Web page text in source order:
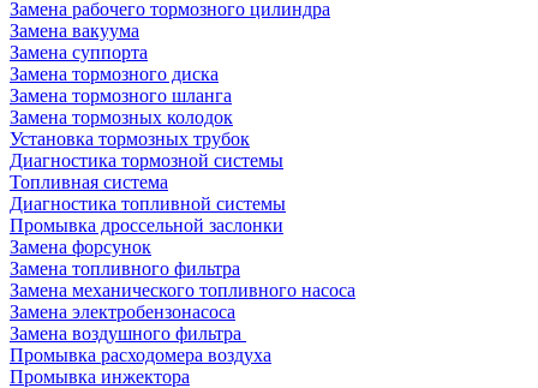
Замена рабочего тормозного цилиндра
Замена вакуума
Замена суппорта
Замена тормозного диска
Замена тормозного шланга
Замена тормозных колодок
Установка тормозных трубок
Диагностика тормозной системы
Топливная система
Диагностика топливной системы
Промывка дроссельной заслонки
Замена форсунок
Замена топливного фильтра
Замена механического топливного насоса
Замена электробензонасоса
Замена воздушного фильтра
Промывка расходомера воздуха
Промывка инжектора